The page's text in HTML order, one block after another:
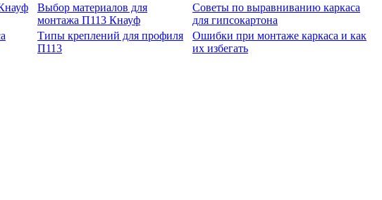
Выбор материалов для
монтажа П113 Кнауф
Советы по выравниванию каркаса
для гипсокартона
Типы креплений для профиля
П113
Ошибки при монтаже каркаса и как
их избегать